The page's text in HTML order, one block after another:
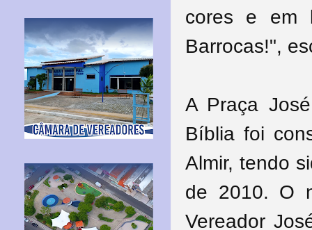
cores e em
Barrocas!",
A Praça
Bíblia foi
Almir, tendo
de 2010. O
Vereador